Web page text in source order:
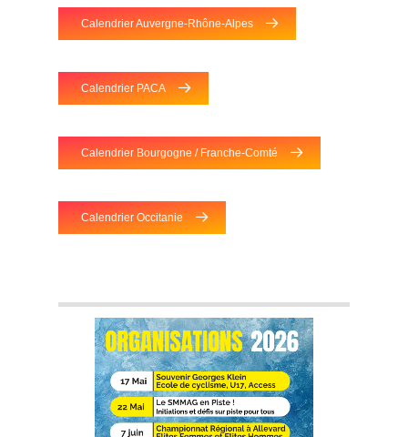
Calendrier Auvergne-Rhône-Alpes
Calendrier PACA
Calendrier Bourgogne / Franche-Comté
Calendrier Occitanie